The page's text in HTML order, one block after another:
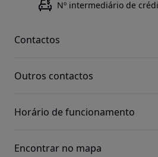
Nº intermediário de
Contactos
Outros contactos
Horário de funcionamento
Encontrar no mapa